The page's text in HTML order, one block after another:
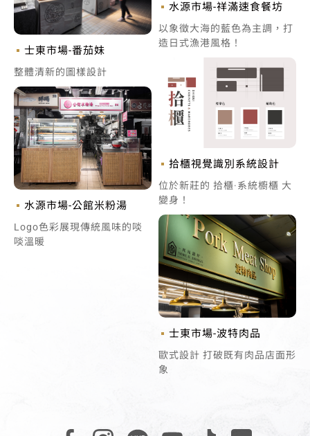
水源市場-祥滿速食餐坊
以象徵大海的藍色為主調，打
造日式漁港風格！
士東市場-番茄妹
整體清新的圖樣設計
拾櫃視覺識別系統設計
位於新莊的 拾櫃·系統櫥櫃 大
變身！
水源市場-公館米粉湯
Logo色彩展現傳統風味的啖
啖溫暖
士東市場-波特肉品
歐式設計 打破既有肉品店面形
象